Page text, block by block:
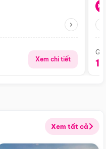
Xem chi tiết
Xem tất cả